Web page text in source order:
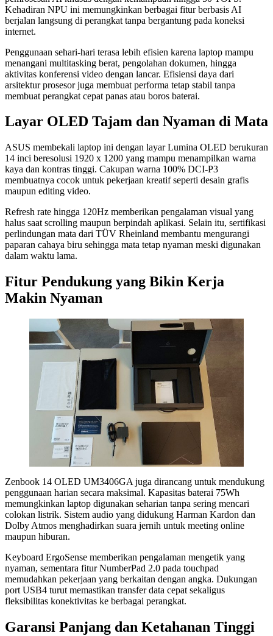
Kehadiran NPU ini memungkinkan berbagai fitur berbasis AI
berjalan langsung di perangkat tanpa bergantung pada koneksi
internet.
Penggunaan sehari-hari terasa lebih efisien karena laptop mampu
menangani multitasking berat, pengolahan dokumen, hingga
aktivitas konferensi video dengan lancar. Efisiensi daya dari
arsitektur prosesor juga membuat performa tetap stabil tanpa
membuat perangkat cepat panas atau boros baterai.
Layar OLED Tajam dan Nyaman di Mata
ASUS membekali laptop ini dengan layar Lumina OLED berukuran
14 inci beresolusi 1920 x 1200 yang mampu menampilkan warna
kaya dan kontras tinggi. Cakupan warna 100% DCI-P3
membuatnya cocok untuk pekerjaan kreatif seperti desain grafis
maupun editing video.
Refresh rate hingga 120Hz memberikan pengalaman visual yang
halus saat scrolling maupun berpindah aplikasi. Selain itu, sertifikasi
perlindungan mata dari TÜV Rheinland membantu mengurangi
paparan cahaya biru sehingga mata tetap nyaman meski digunakan
dalam waktu lama.
Fitur Pendukung yang Bikin Kerja
Makin Nyaman
Zenbook 14 OLED UM3406GA juga dirancang untuk mendukung
penggunaan harian secara maksimal. Kapasitas baterai 75Wh
memungkinkan laptop digunakan seharian tanpa sering mencari
colokan listrik. Sistem audio yang didukung Harman Kardon dan
Dolby Atmos menghadirkan suara jernih untuk meeting online
maupun hiburan.
Keyboard ErgoSense memberikan pengalaman mengetik yang
nyaman, sementara fitur NumberPad 2.0 pada touchpad
memudahkan pekerjaan yang berkaitan dengan angka. Dukungan
port USB4 turut memastikan transfer data cepat sekaligus
fleksibilitas konektivitas ke berbagai perangkat.
Garansi Panjang dan Ketahanan Tinggi